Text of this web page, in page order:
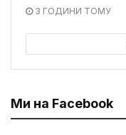
3 ГОДИНИ ТОМУ
Ми на Facebook